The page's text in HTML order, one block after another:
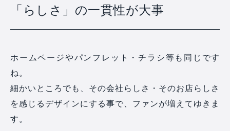
「らしさ」の一貫性が大事
ホームページやパンフレット・チラシ等も同じです
ね。
細かいところでも、その会社らしさ・そのお店らしさ
を感じるデザインにする事で、ファンが増えてゆきま
す。